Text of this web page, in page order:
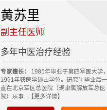
黄苏里
副主任医师
多年中医治疗经验
专家擅长：
1985年毕业于第四军医大学
1991年获医学硕士学位。研究生毕业后一
直在北京军区总医院（现隶属解放军总医
院）从事...【更多详情】